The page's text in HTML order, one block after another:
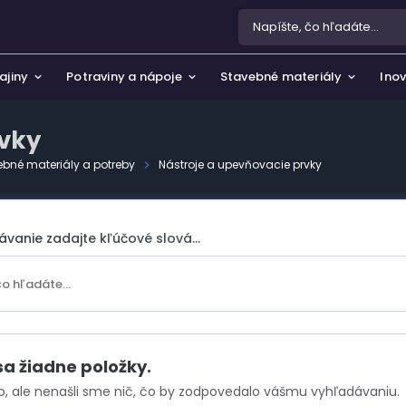
Potraviny a nápoje Stavebné materiály
a záhrada
potreby, hobby a voľný čas
a umenie
ochrana osobných údajov
súborov cookie
nás
materiály a potreby Nástroje a upevňovacie prvky
zadajte kľúčové slová...
žiadne položky.
ale nenašli sme nič, čo by zodpovedalo vášmu vyhľadávaniu.